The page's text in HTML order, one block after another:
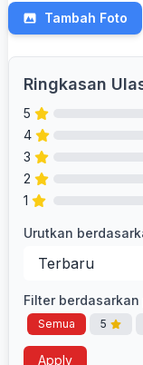
Tambah Foto
Ringkasan
5
4
3
2
1
Urutkan
Filter
Semua 5
Apply